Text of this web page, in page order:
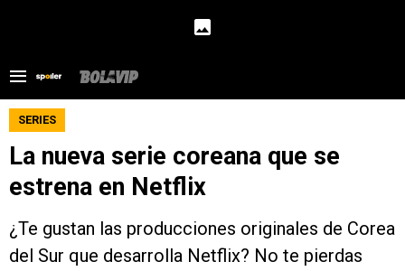
SERIES
La nueva serie coreana que se
estrena en Netflix
¿Te gustan las producciones originales de Corea
del Sur que desarrolla Netflix? No te pierdas